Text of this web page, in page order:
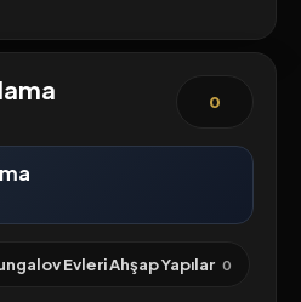
0
Evleri Ahşap Yapılar 0